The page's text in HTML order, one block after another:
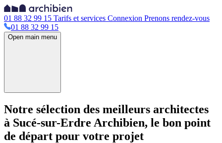
01 88 32 99 15 Tarifs et services Connexion Prenons rendez-vous
01 88 32 99 15
Open main menu
Notre sélection des meilleurs architectes
à Sucé-sur-Erdre Archibien, le bon point
de départ pour votre projet